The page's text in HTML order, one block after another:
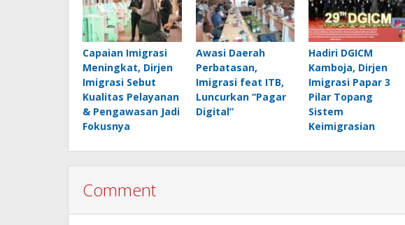
Capaian Imigrasi
Meningkat, Dirjen
Imigrasi Sebut
Kualitas Pelayanan
& Pengawasan Jadi
Fokusnya
Awasi Daerah
Perbatasan,
Imigrasi feat ITB,
Luncurkan “Pagar
Digital”
Hadiri DGICM
Kamboja, Dirjen
Imigrasi Papar 3
Pilar Topang
Sistem
Keimigrasian
Comment